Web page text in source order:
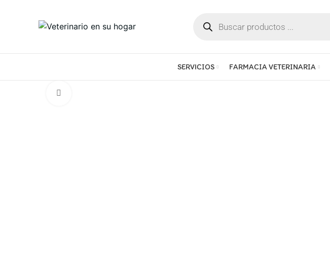
SERVICIOS FARMACIA VETERINARIA